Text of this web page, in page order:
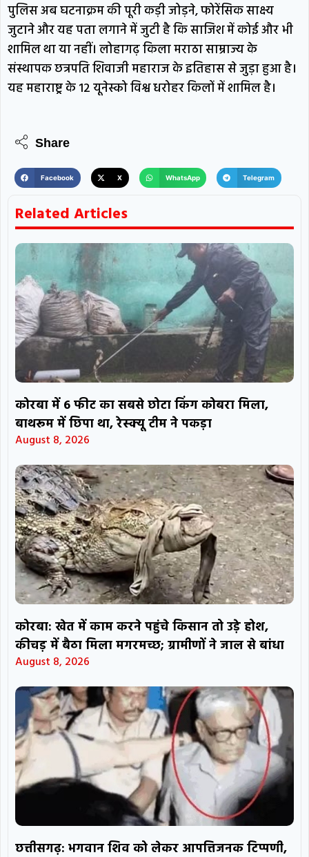
पुलिस अब घटनाक्रम की पूरी कड़ी जोड़ने, फोरेंसिक साक्ष्य
जुटाने और यह पता लगाने में जुटी है कि साजिश में कोई और भी
शामिल था या नहीं। लोहागढ़ किला मराठा साम्राज्य के
संस्थापक छत्रपति शिवाजी महाराज के इतिहास से जुड़ा हुआ है।
यह महाराष्ट्र के 12 यूनेस्को विश्व धरोहर किलों में शामिल है।
Share
Facebook X WhatsApp Telegram
Related Articles
कोरबा में 6 फीट का सबसे छोटा किंग कोबरा मिला,
बाथरूम में छिपा था, रेस्क्यू टीम ने पकड़ा
August 8, 2026
कोरबा: खेत में काम करने पहुंचे किसान तो उड़े होश,
कीचड़ में बैठा मिला मगरमच्छ; ग्रामीणों ने जाल से बांधा
August 8, 2026
छत्तीसगढ़: भगवान शिव को लेकर आपत्तिजनक टिप्पणी,